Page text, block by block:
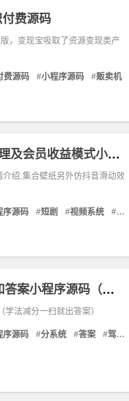
费源码
，变现宝吸取了资源变现类产
费源码 #小程序源码 #贩卖机
小剧场追剧付费短剧影视小程序源码含代理及会员收益模式小视频系统Thinkphp+Uniapp
绍,集合壁纸另外仿抖音滑动效
序源码 #短剧 #视频系统 #付费
学法减分系统源码_驾驶证驾考减分题库和答案小程序源码（学法减分一扫就出答案）
法减分一扫就出答案）
序源码 #分系统 #答案 #驾驶证